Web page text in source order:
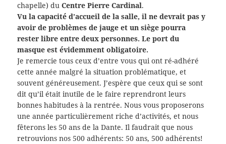
chapelle) duCentre Pierre Cardinal.
Vu la capacité d’accueil de la salle, il ne devrait pas y
avoir de problèmes de jauge et un siège pourra
rester libre entre deux personnes. Le port du
masque est évidemment obligatoire.
Je remercie tous ceux d’entre vous qui ont ré-adhéré
cette année malgré la situation problématique, et
souvent généreusement. J’espère que ceux qui se sont
dit qu’il était inutile de le faire reprendront leurs
bonnes habitudes à la rentrée. Nous vous proposerons
une année particulièrement riche d’activités, et nous
fêterons les 50 ans de la Dante. Il faudrait que nous
retrouvions nos 500 adhérents: 50 ans, 500 adhérents!